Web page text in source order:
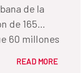
de la
de 165
60 millones
del
READ MORE